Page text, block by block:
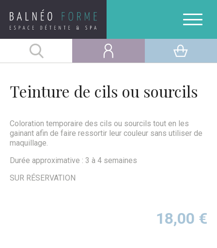
Teinture de cils ou sourcils
Coloration temporaire des cils ou sourcils tout en les
gainant afin de faire ressortir leur couleur sans utiliser de
maquillage.
Durée approximative : 3 à 4 semaines
SUR RÉSERVATION
18,00 €